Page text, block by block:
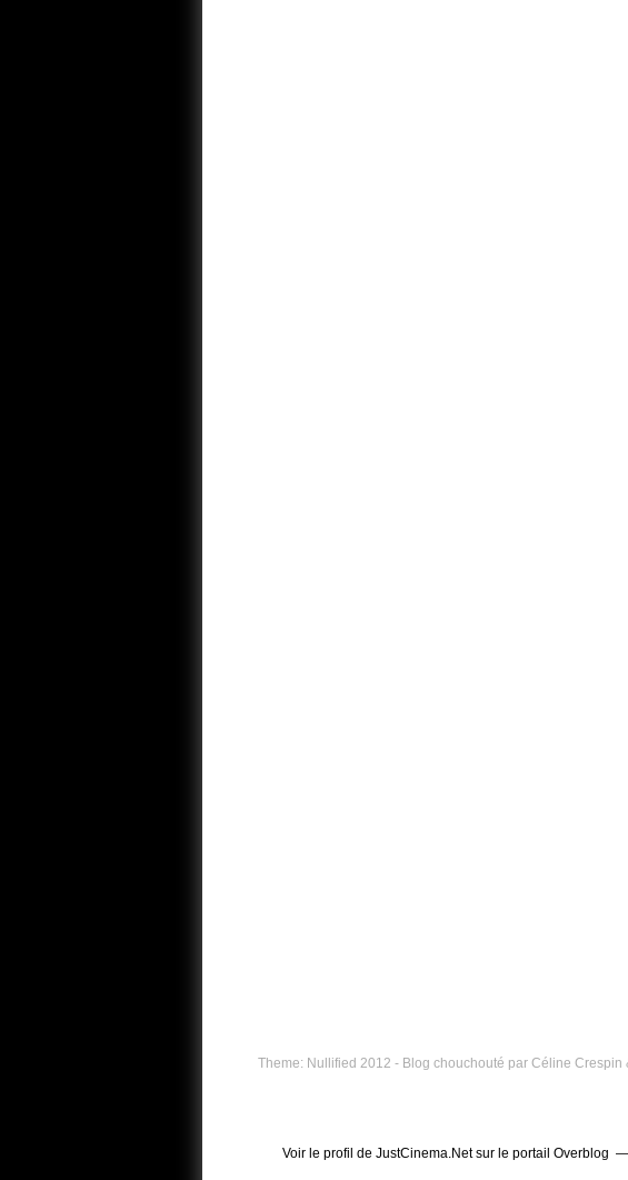
Theme: Nullified 2012 - Blog chouchouté par Céline
Voir le profil de JustCinema.Netsur le portail Overblog